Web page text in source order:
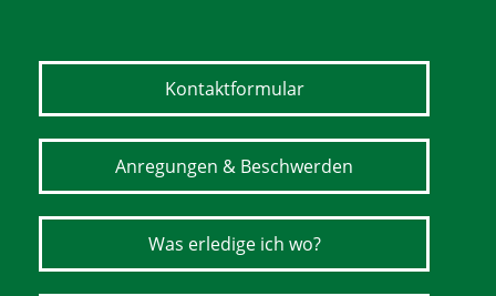
Kontaktformular
Anregungen & Beschwerden
Was erledige ich wo?